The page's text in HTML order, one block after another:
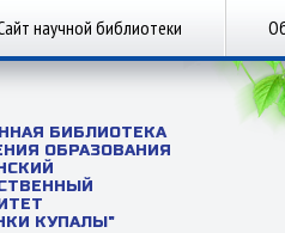
научной библиотеки
БИБЛИОТЕКА
ОБРАЗОВАНИЯ
КУПАЛЫ"